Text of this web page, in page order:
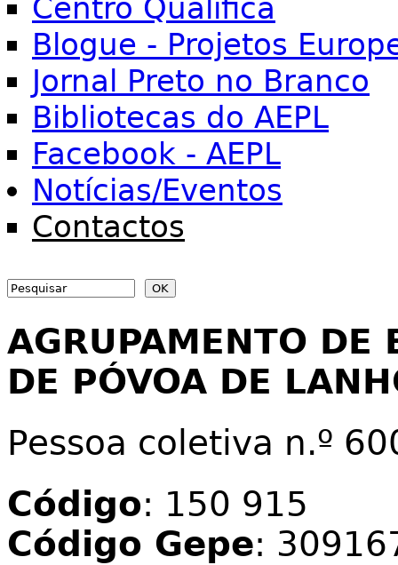
Centro Qualifica
Blogue - Projetos
Jornal Preto no Branco
Bibliotecas do AEPL
Facebook - AEPL
Notícias/Eventos
Contactos
Search form
AGRUPAMENTO DE
DE PÓVOA DE
Pessoa coletiva n.º
Código: 150 915
Código Gepe: